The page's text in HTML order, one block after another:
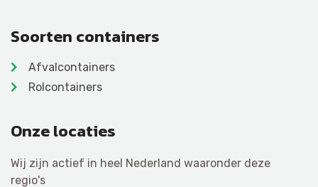
Soorten containers
Afvalcontainers
Rolcontainers
Onze locaties
Wij zijn actief in heel Nederland waaronder deze
regio's